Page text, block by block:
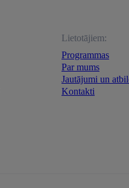
Lietotājiem:
Programmas
Par mums
Jautājumi un
Kontakti